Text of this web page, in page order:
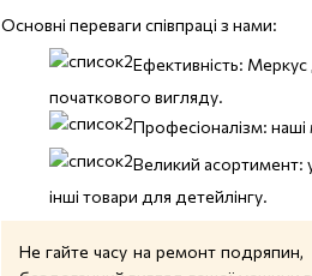
Основні переваги співпраці з нами:
Ефективність: Меркус
початкового вигляду.
Професіоналізм:
Великий асортимент:
інші товари для детейлінгу.
Не гайте часу на ремонт подряпин,